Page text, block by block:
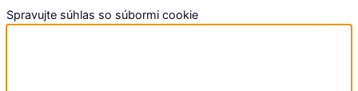
Spravujte súhlas so súbormi cookie